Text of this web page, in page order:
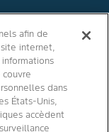
afin de
internet,
dans
États-Unis,
accèdent